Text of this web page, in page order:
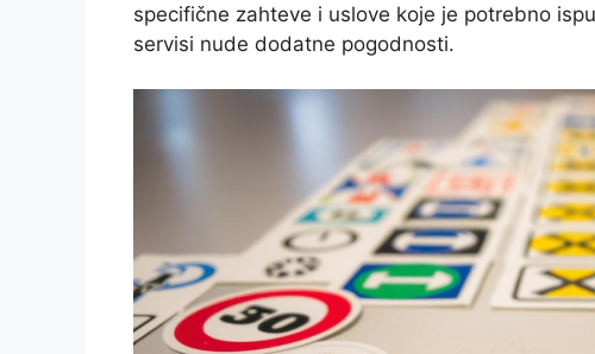
specifične zahteve i uslove koje je potrebno
servisi nude dodatne pogodnosti.